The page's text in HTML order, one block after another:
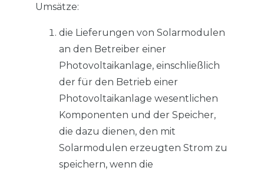
Umsätze:
die Lieferungen von Solarmodulen
an den Betreiber einer
Photovoltaikanlage, einschließlich
der für den Betrieb einer
Photovoltaikanlage wesentlichen
Komponenten und der Speicher,
die dazu dienen, den mit
Solarmodulen erzeugten Strom zu
speichern, wenn die